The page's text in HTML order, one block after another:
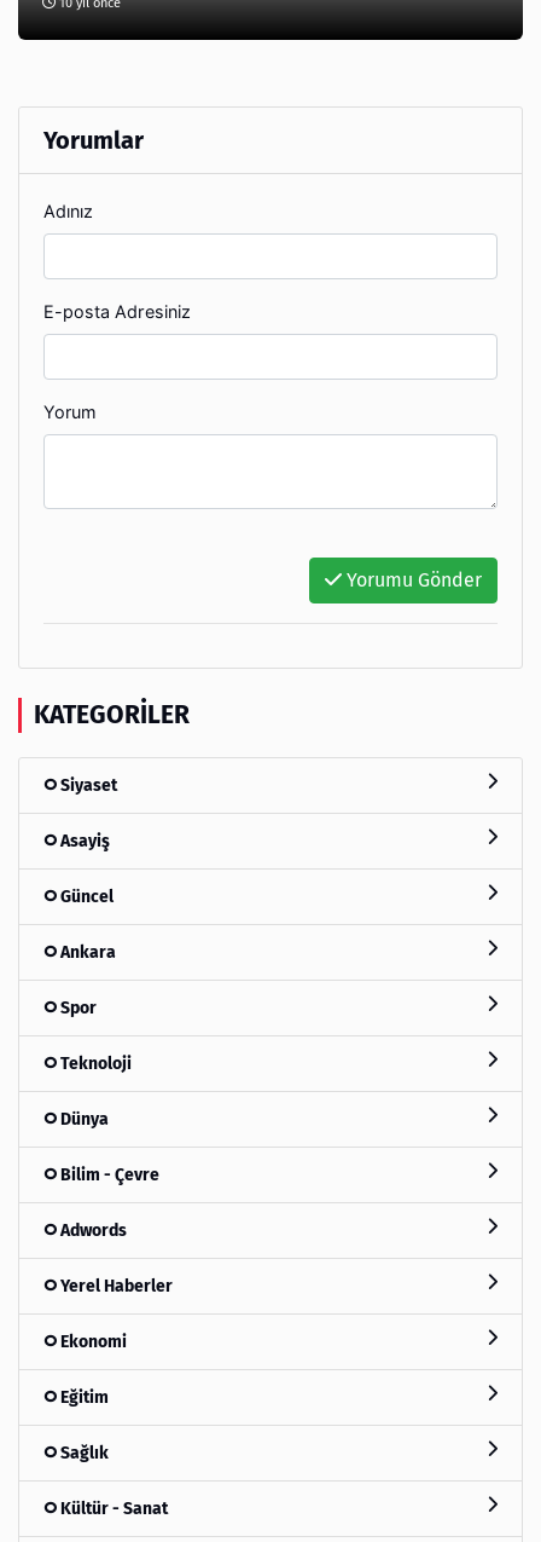
Yorumlar
Adınız
E-posta Adresiniz
Yorum
Yorumu Gönder
KATEGORILER
Siyaset
Asayiş
Güncel
Ankara
Spor
Teknoloji
Dünya
Bilim - Çevre
Adwords
Yerel Haberler
Ekonomi
Eğitim
Sağlık
Kültür - Sanat